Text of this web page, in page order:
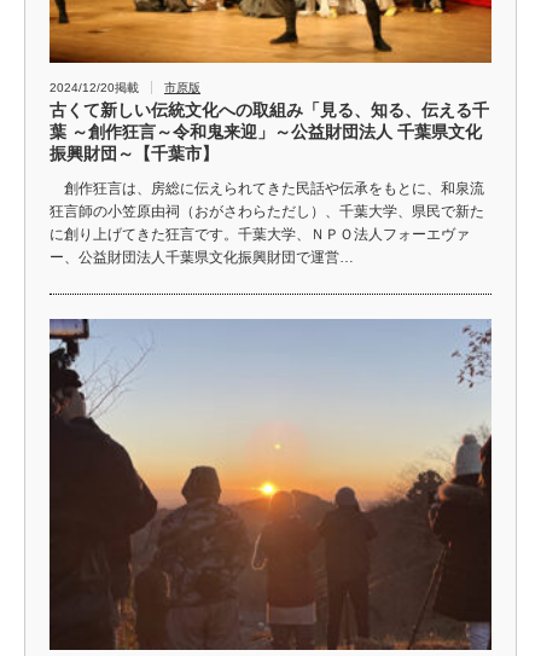
2024/12/20掲載 市原版
古くて新しい伝統文化への取組み「見る、知る、伝える千
葉 ～創作狂言～令和鬼来迎」～公益財団法人 千葉県文化
振興財団～【千葉市】
創作狂言は、房総に伝えられてきた民話や伝承をもとに、和泉流
狂言師の小笠原由祠（おがさわらただし）、千葉大学、県民で新た
に創り上げてきた狂言です。千葉大学、ＮＰＯ法人フォーエヴァ
ー、公益財団法人千葉県文化振興財団で運営…